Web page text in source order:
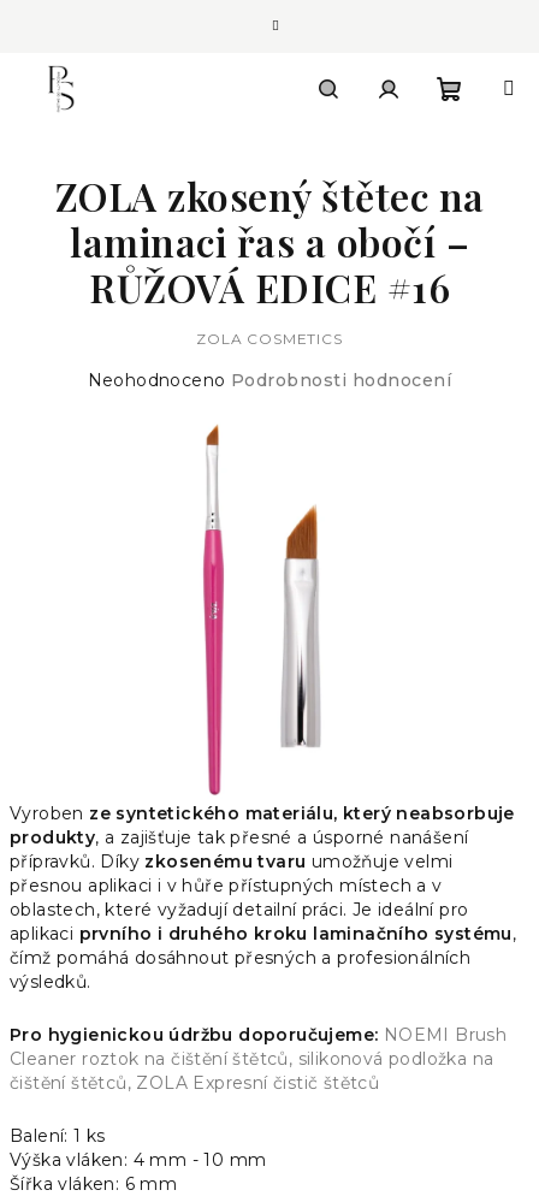
košík
Vyroben ze syntetického materiálu, který neabsorbuje
produkty, a zajišťuje tak přesné a úsporné nanášení
přípravků. Díky zkosenému tvaru umožňuje velmi
přesnou aplikaci i v hůře přístupných místech a v
oblastech, které vyžadují detailní práci. Je ideální pro
aplikaci prvního i druhého kroku laminačního systému,
čímž pomáhá dosáhnout přesných a profesionálních
výsledků.
Pro hygienickou údržbu doporučujeme: NOEMI Brush
Cleaner roztok na čištění štětců, silikonová podložka na
čištění štětců, ZOLA Expresní čistič štětců
Balení: 1 ks
Výška vláken: 4 mm - 10 mm
Šířka vláken: 6 mm
ZOLA zkosený štětec na
laminaci řas a obočí –
RŮŽOVÁ EDICE #16
ZOLA COSMETICS
Průměrné
Neohodnoceno Podrobnosti hodnocení